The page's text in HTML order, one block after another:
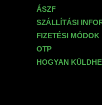
ÁSZF
SZÁLLÍTÁSI
FIZETÉSI MÓDOK
OTP
HOGYAN